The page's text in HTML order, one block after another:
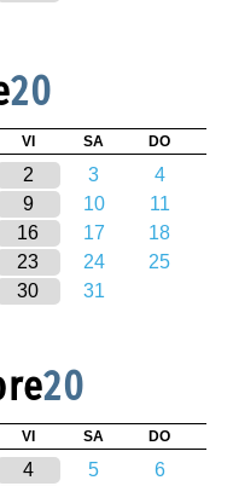
20
VI SA DO
2 3
4
9 10
11
16 17
18
23 24
25
30 31
20
VI SA DO
4 5
6